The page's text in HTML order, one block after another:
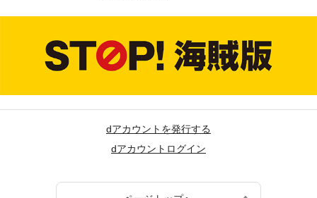
dアカウントを発行する
dアカウントログイン